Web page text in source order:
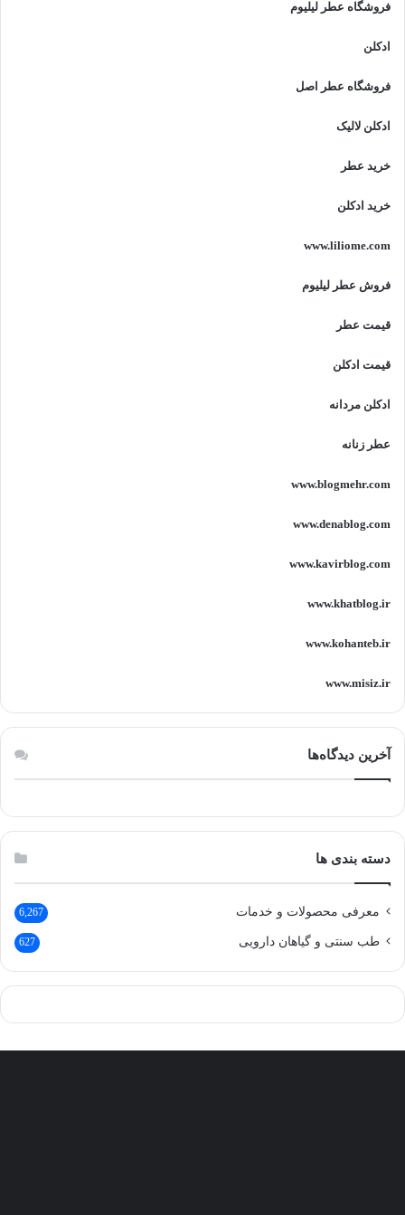
فروشگاه عطر لیلیوم
ادکلن
فروشگاه عطر اصل
ادکلن لالیک
خرید عطر
خرید ادکلن
www.liliome.com
فروش عطر لیلیوم
قیمت عطر
قیمت ادکلن
ادکلن مردانه
عطر زنانه
www.blogmehr.com
www.denablog.com
www.kavirblog.com
www.khatblog.ir
www.kohanteb.ir
www.misiz.ir
آخرین دیدگاه‌ها
دسته بندی ها
معرفی محصولات و خدمات 6,267
طب سنتی و گیاهان دارویی 627